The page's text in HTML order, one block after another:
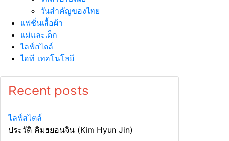
วันสำคัญของไทย
แฟชั่นเสื้อผ้า
แม่และเด็ก
ไลฟ์สไตล์
ไอที เทคโนโลยี
Recent posts
ไลฟ์สไตล์
ประวัติ คิมฮยอนจิน (Kim Hyun Jin)